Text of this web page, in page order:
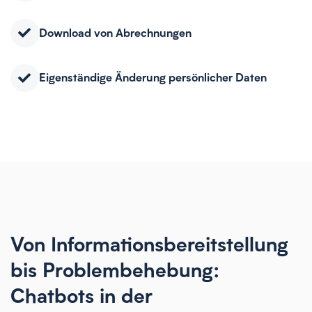
Download von Abrechnungen
Eigenständige Änderung persönlicher Daten
Von Informationsbereitstellung
bis Problembehebung:
Chatbots in der